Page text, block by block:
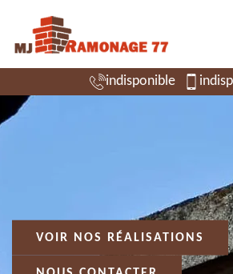
indisponible
VOIR NOS RÉALISATIONS